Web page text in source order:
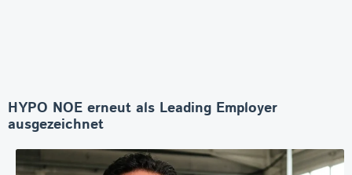
HYPO NOE erneut als Leading Employer
ausgezeichnet